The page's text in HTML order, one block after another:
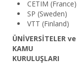
CETIM (France)
SP (Sweden)
VTT (Finland)
ÜNİVERSİTELER ve
KAMU
KURULUŞLARI